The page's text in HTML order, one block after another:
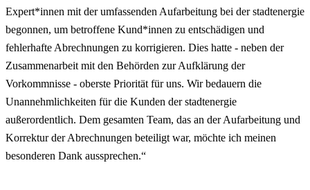
Expert*innen mit der umfassenden Aufarbeitung bei der stadtenergie
begonnen, um betroffene Kund*innen zu entschädigen und
fehlerhafte Abrechnungen zu korrigieren. Dies hatte - neben der
Zusammenarbeit mit den Behörden zur Aufklärung der
Vorkommnisse - oberste Priorität für uns. Wir bedauern die
Unannehmlichkeiten für die Kunden der stadtenergie
außerordentlich. Dem gesamten Team, das an der Aufarbeitung und
Korrektur der Abrechnungen beteiligt war, möchte ich meinen
besonderen Dank aussprechen.“